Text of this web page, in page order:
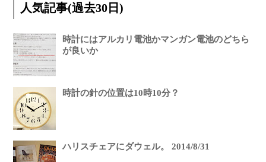
人気記事(過去30日)
時計にはアルカリ電池かマンガン電池のどちら
が良いか
時計の針の位置は10時10分？
ハリスチェアにダウェル。 2014/8/31